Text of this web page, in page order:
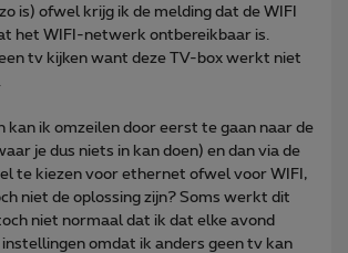
is) ofwel krijg ik de melding dat de WIFI
het WIFI-netwerk ontbereikbaar is.
tv kijken want deze TV-box werkt niet
kan ik omzeilen door eerst te gaan naar de
je dus niets in kan doen) en dan via de
te kiezen voor ethernet ofwel voor WIFI,
niet de oplossing zijn? Soms werkt dit
niet normaal dat ik dat elke avond
omdat ik anders geen tv kan